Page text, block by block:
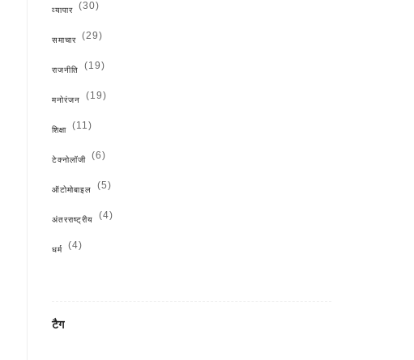
व्यापार (30)
समाचार (29)
राजनीति (19)
मनोरंजन (19)
शिक्षा (11)
टेक्नोलॉजी (6)
ऑटोमोबाइल (5)
अंतरराष्ट्रीय (4)
धर्म (4)
टैग